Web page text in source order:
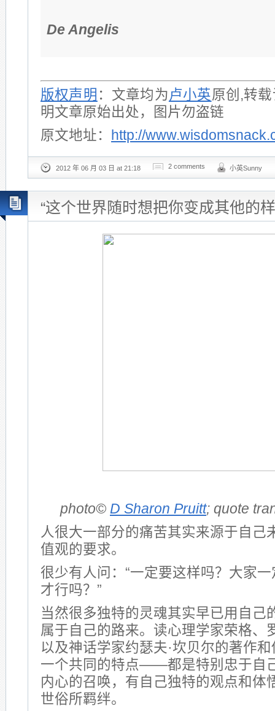
De Angelis
版权声明 ：文章均为 卢小英原创,转
明文章原始出处，图片勿盗链
原文地址：
http://
2012 年 06 月 03 日 at 21:18 2 comments 小英Sunny
“这个世界随时想把你变成其他的
photo© D Sharon Pruitt; quote
人很大一部分的痛苦其实来源于自己
值观的要求。
很少有人问：“一定要这样吗？大家
才行吗？”
当然很多独特的灵魂其实早已用自己
属于自己的路来。读心理学家荣格、
以及神话学家约瑟夫·坎贝尔的著作
一个共同的特点——都是特别忠于自
内心的召唤，有自己独特的观点和体
世俗所羁绊。